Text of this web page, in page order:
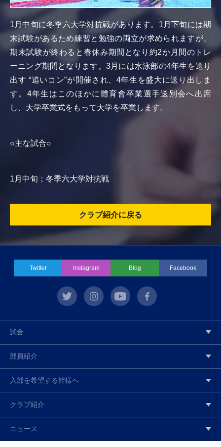
1月中旬に冬季六大学対抗戦があります。1月下旬には期
末試験があるため練習と勉強の両立が求められますが、
期末試験が終わると春休み期間となり約2か月間のトレ
ーニング期間となります。3月には水泳部の4年生を送り
出す “追いコン”が開催され、4年生を盛大に送り出しま
す。4年生はこのほかに體育會卒業選手送別会へ出席
し、大学卒業式をもって大学を卒業します。
○主な試合○
1月中旬；冬季六大学対抗戦
クラブ紹介に戻る
試合
部員紹介
入部を希望する皆様へ
クラブ紹介
ニュース
Twitter Instagram Blog Facebook
twitter instagramyoutube